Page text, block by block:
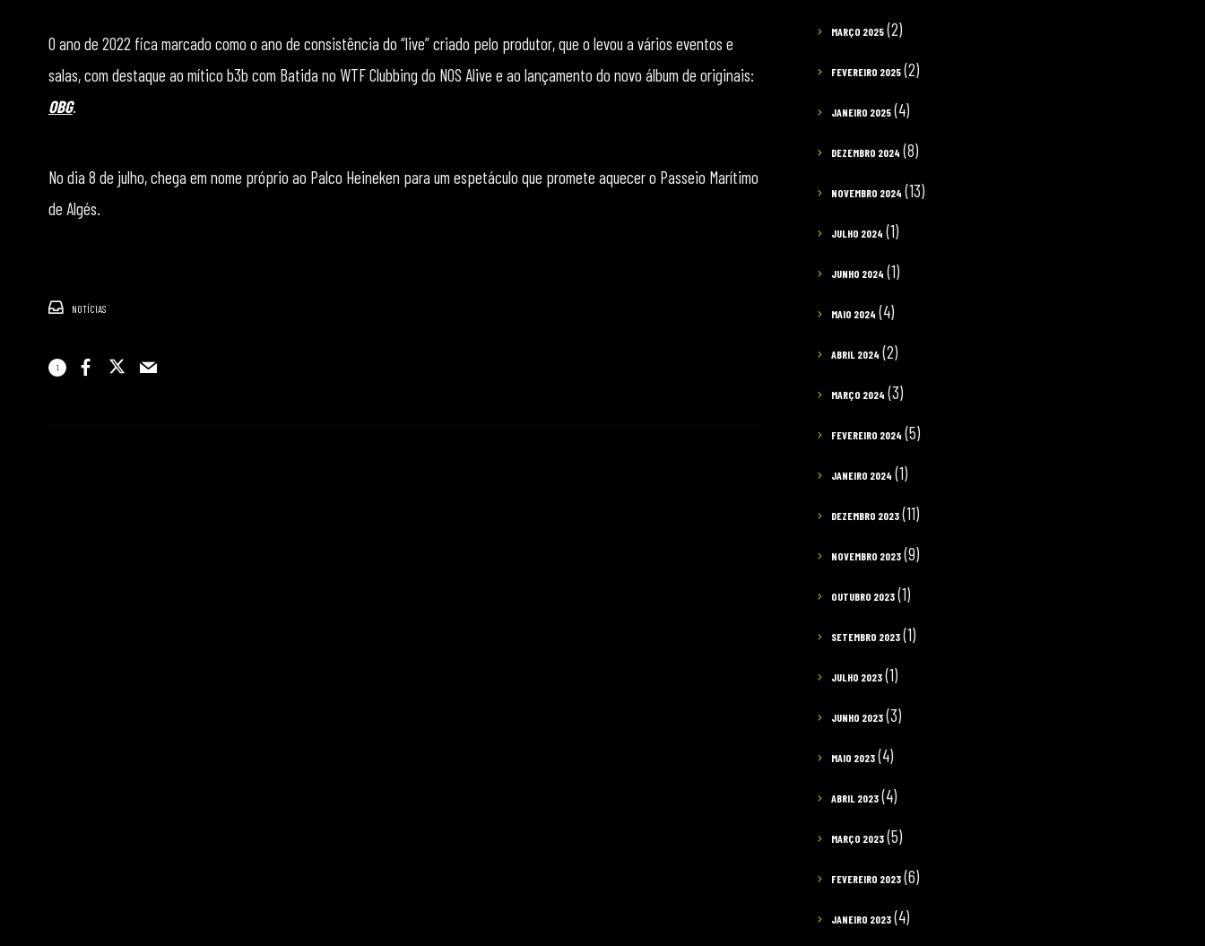
O ano de 2022 fica marcado como o ano de consistência do “live” criado pelo produtor, que o levou a vários eventos e
salas, com destaque ao mítico b3b com Batida no WTF Clubbing do NOS Alive e ao lançamento do novo álbum de originais:
OBG.
No dia 8 de julho, chega em nome próprio ao Palco Heineken para um espetáculo que promete aquecer o Passeio Marítimo
de Algés.
NOTÍCIAS
1
MARÇO 2025 (2)
FEVEREIRO 2025 (2)
JANEIRO 2025 (4)
DEZEMBRO 2024 (8)
NOVEMBRO 2024 (13)
JULHO 2024 (1)
JUNHO 2024 (1)
MAIO 2024 (4)
ABRIL 2024 (2)
MARÇO 2024 (3)
FEVEREIRO 2024 (5)
JANEIRO 2024 (1)
DEZEMBRO 2023 (11)
NOVEMBRO 2023 (9)
OUTUBRO 2023 (1)
SETEMBRO 2023 (1)
JULHO 2023 (1)
JUNHO 2023 (3)
MAIO 2023 (4)
ABRIL 2023 (4)
MARÇO 2023 (5)
FEVEREIRO 2023 (6)
JANEIRO 2023 (4)